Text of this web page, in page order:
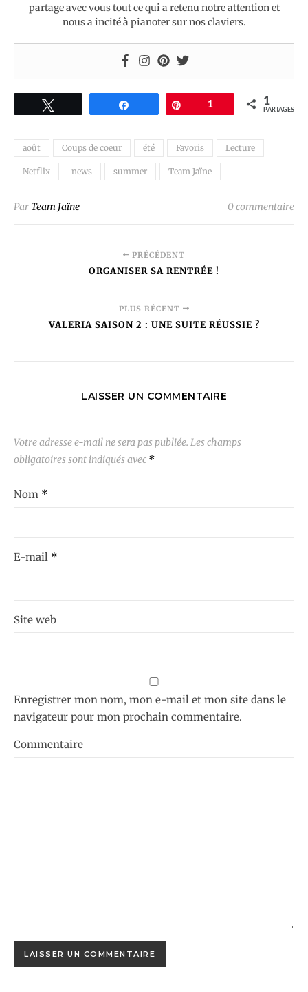
partage avec vous tout ce qui a retenu notre attention et
nous a incité à pianoter sur nos claviers.
Partagez Épingle
1 1
PARTAGES
août Coups de coeur été Favoris Lecture
Netflix news summer Team Jaïne
ParTeam Jaïne 0 commentaire
PRÉCÉDENT
ORGANISER SA RENTRÉE !
PLUS RÉCENT
VALERIA SAISON 2 : UNE SUITE RÉUSSIE ?
LAISSER UN COMMENTAIRE
Votre adresse e-mail ne sera pas publiée. Les champs
obligatoires sont indiqués avec *
Nom *
E-mail *
Site web
Enregistrer mon nom, mon e-mail et mon site dans le
navigateur pour mon prochain commentaire.
Commentaire